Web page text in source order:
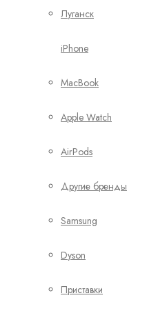
iPhone
MacBook
Apple Watch
AirPods
Другие бренды
Samsung
Dyson
Приставки